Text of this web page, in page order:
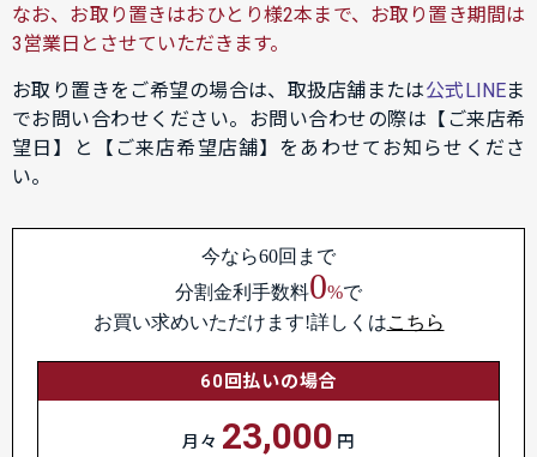
なお、お取り置きはおひとり様2本まで、お取り置き期間は
3営業日とさせていただきます。
お取り置きをご希望の場合は、取扱店舗または公式LINEま
でお問い合わせください。お問い合わせの際は【ご来店希
望日】と【ご来店希望店舗】をあわせてお知らせくださ
い。
今なら60回まで
分割金利手数料0%で
お買い求めいただけます!詳しくはこちら
60回払いの場合
月々 23,000 円